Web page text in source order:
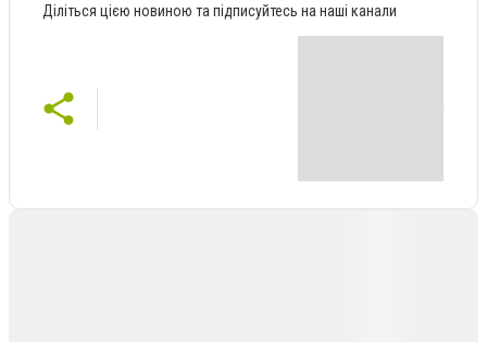
Діліться цією новиною та підписуйтесь на наші канали